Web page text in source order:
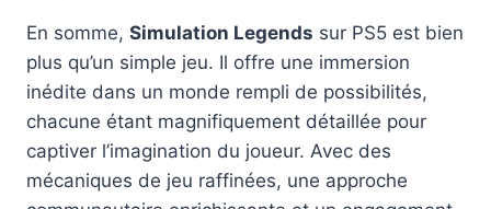
En somme, Simulation Legends sur PS5 est bien
plus qu’un simple jeu. Il offre une immersion
inédite dans un monde rempli de possibilités,
chacune étant magnifiquement détaillée pour
captiver l’imagination du joueur. Avec des
mécaniques de jeu raffinées, une approche